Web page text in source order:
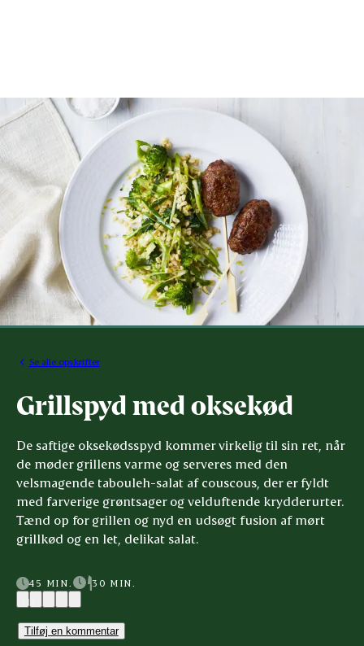
Se alle opskrifter
Grillspyd med oksekød
De saftige oksekødsspyd kommer virkelig til sin ret, når
de møder grillens varme og serveres med den
velsmagende tabouleh-salat af couscous, der er fyldt
med farverige grøntsager og velduftende krydderurter.
Tænd op for grillen og nyd en udsøgt fusion af mørt
grillkød og en let, delikat salat.
45 MIN.
30 MIN.
(1)
Tilføj en kommentar